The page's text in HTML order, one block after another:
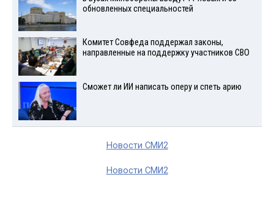
обновленных специальностей
Комитет Совфеда поддержал законы,
направленные на поддержку участников СВО
Сможет ли ИИ написать оперу и спеть арию
Новости СМИ2
Новости СМИ2